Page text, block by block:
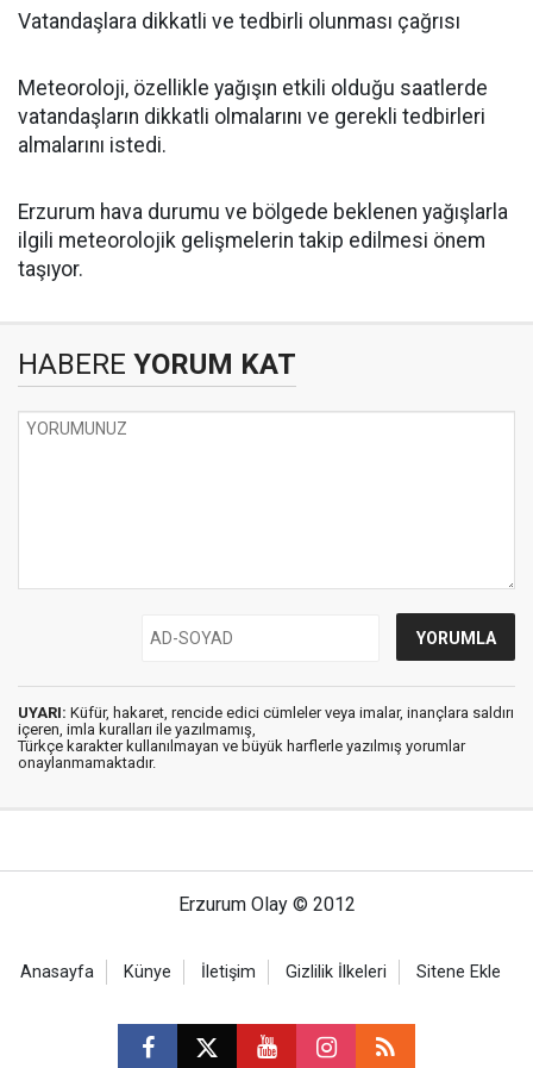
Vatandaşlara dikkatli ve tedbirli olunması çağrısı
Meteoroloji, özellikle yağışın etkili olduğu saatlerde
vatandaşların dikkatli olmalarını ve gerekli tedbirleri
almalarını istedi.
Erzurum hava durumu ve bölgede beklenen yağışlarla
ilgili meteorolojik gelişmelerin takip edilmesi önem
taşıyor.
HABERE YORUM KAT
UYARI: Küfür, hakaret, rencide edici cümleler veya imalar, inançlara saldırı
içeren, imla kuralları ile yazılmamış,
Türkçe karakter kullanılmayan ve büyük harflerle yazılmış yorumlar
onaylanmamaktadır.
Erzurum Olay © 2012
Anasayfa Künye İletişim Gizlilik İlkeleri Sitene Ekle